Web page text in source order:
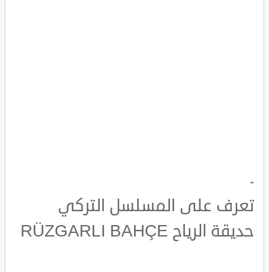
"
تعرف على المسلسل التركي
حديقة الرياح RÜZGARLI BAHÇE